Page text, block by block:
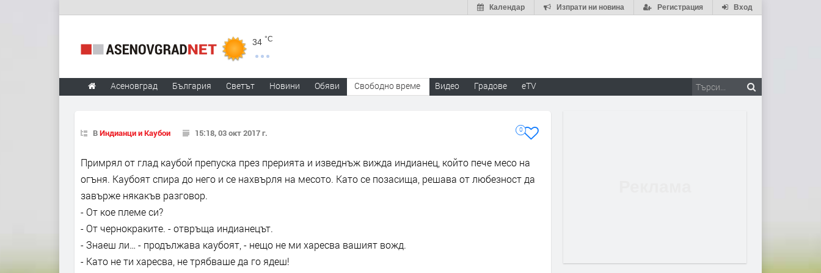
Вход
Регистрация
Изпрати ни новина
Календар
34 °C
Асеновград България Светът Новини Обяви Свободно време Видео Градове eTV
ВИндианци и Каубои 15:18, 03 окт 2017 г. 0
Примрял от глад каубой препуска през прерията и изведнъж вижда индианец, който пече месо на
огъня. Каубоят спира до него и се нахвърля на месото. Като се позасища, решава от любезност да
завърже някакъв разговор.
- От кое племе си?
- От чернокраките. - отвръща индианецът.
- Знаеш ли… - продължава каубоят, - нещо не ми харесва вашият вожд.
- Като не ти харесва, не трябваше да го ядеш!